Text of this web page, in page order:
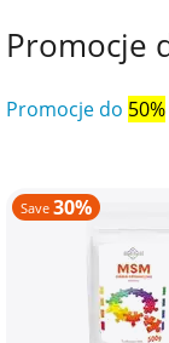
Promocje
Promocje do 50%
Save 30%